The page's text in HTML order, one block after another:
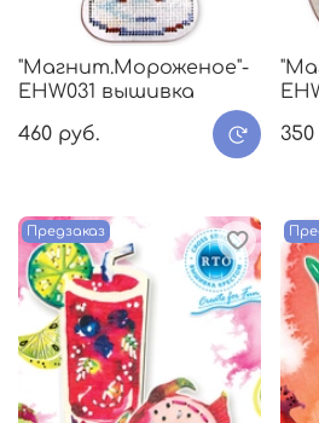
"Магнит.Мороженое"-
EHW031 вышивка
460 руб.
Предзаказ